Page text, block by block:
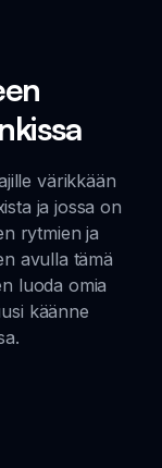
värikkään
ja jossa on
rytmien ja
avulla tämä
luoda omia
käänne